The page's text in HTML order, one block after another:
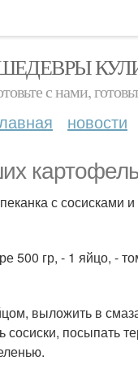
с нами,
новости
с сосисками
500 гр, - 1 яйцо, -
выложить в
сосиски, посыпать